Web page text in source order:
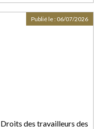
anticipée des sommes
Droits des travailleurs des
Publié le : 06/07/2026